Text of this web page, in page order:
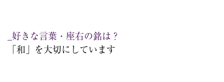
_好きな言葉・座右の銘は？
「和」を大切にしています